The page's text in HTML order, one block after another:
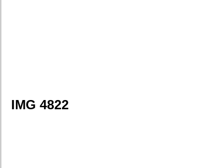
IMG 4822